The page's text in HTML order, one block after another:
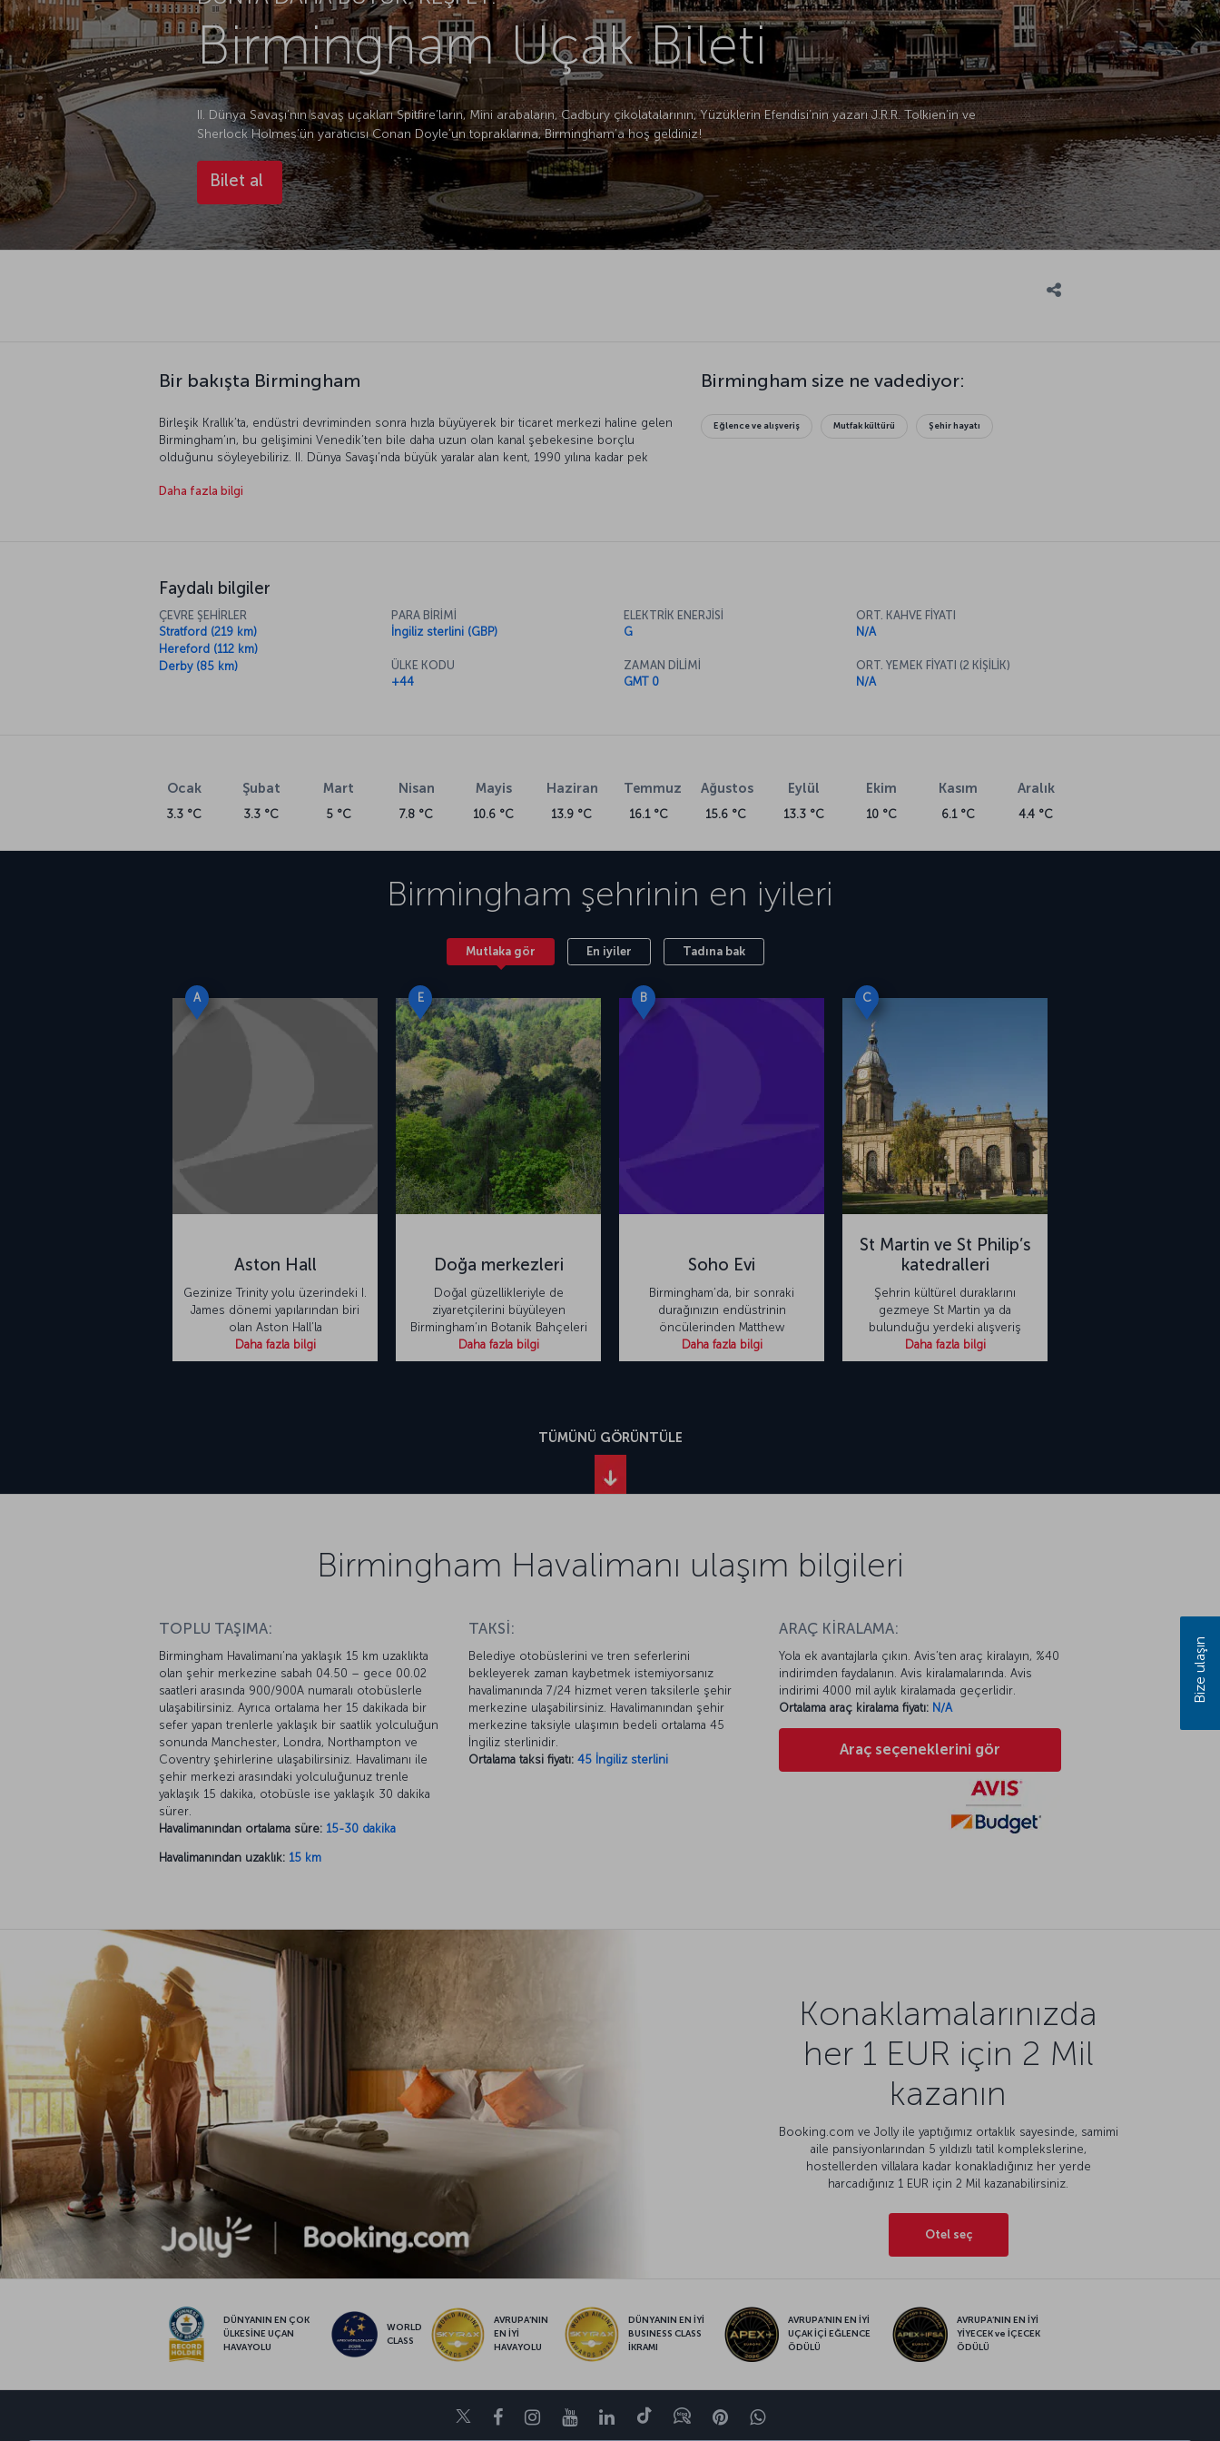
Birmingham Uçak Bileti
II. Dünya Savaşı’nın savaş uçakları Spitfire’ların, Mini arabaların, Cadbury çikolatalarının, Yüzüklerin Efendisi’nin yazarı J.R.R. Tolkien’in ve
Sherlock Holmes’ün yaratıcısı Conan Doyle’un topraklarına, Birmingham’a hoş geldiniz!
Bilet al
Bir bakışta Birmingham
Birleşik Krallık’ta, endüstri devriminden sonra hızla büyüyerek bir ticaret merkezi haline gelen
Birmingham’ın, bu gelişimini Venedik’ten bile daha uzun olan kanal şebekesine borçlu
olduğunu söyleyebiliriz. II. Dünya Savaşı’nda büyük yaralar alan kent, 1990 yılına kadar pek
dönüştürülmüş mimari yapılarıyla, merkezin dışındaki yemyeşil alanlarıyla oldukça ünlü bir
Daha fazla bilgi
Birmingham size ne vadediyor:
Eğlence ve alışveriş Mutfak kültürü Şehir hayatı
Faydalı bilgiler
ÇEVRE ŞEHİRLER
Stratford (219 km)
Hereford (112 km)
Derby (85 km)
PARA BİRİMİ
İngiliz sterlini (GBP)
ÜLKE KODU
+44
ELEKTRİK ENERJİSİ
G
ZAMAN DİLİMİ
GMT 0
ORT. KAHVE FİYATI
N/A
ORT. YEMEK FİYATI (2 KİŞİLİK)
N/A
Ocak
3.3 °C
Şubat
3.3 °C
Mart
5 °C
Nisan
7.8 °C
Mayis
10.6 °C
Haziran
13.9 °C
Temmuz
16.1 °C
Ağustos
15.6 °C
Eylül
13.3 °C
Ekim
10 °C
Kasım
6.1 °C
Aralık
4.4 °C
Birmingham şehrinin en iyileri
Mutlaka gör En iyiler Tadına bak
A
Aston Hall
Gezinize Trinity yolu üzerindeki I.
James dönemi yapılarından biri
olan Aston Hall’la
Daha fazla bilgi
E
Doğa merkezleri
Doğal güzellikleriyle de
ziyaretçilerini büyüleyen
Birmingham’ın Botanik Bahçeleri
Daha fazla bilgi
B
Soho Evi
Birmingham’da, bir sonraki
durağınızın endüstrinin
öncülerinden Matthew
Daha fazla bilgi
C
St Martin ve St Philip’s
katedralleri
Şehrin kültürel duraklarını
gezmeye St Martin ya da
bulunduğu yerdeki alışveriş
Daha fazla bilgi
TÜMÜNÜ GÖRÜNTÜLE
Birmingham Havalimanı ulaşım bilgileri
TOPLU TAŞIMA:
Birmingham Havalimanı’na yaklaşık 15 km uzaklıkta
olan şehir merkezine sabah 04.50 – gece 00.02
saatleri arasında 900/900A numaralı otobüslerle
ulaşabilirsiniz. Ayrıca ortalama her 15 dakikada bir
sefer yapan trenlerle yaklaşık bir saatlik yolculuğun
sonunda Manchester, Londra, Northampton ve
Coventry şehirlerine ulaşabilirsiniz. Havalimanı ile
şehir merkezi arasındaki yolculuğunuz trenle
yaklaşık 15 dakika, otobüsle ise yaklaşık 30 dakika
sürer.
Havalimanından ortalama süre: 15-30 dakika
Havalimanından uzaklık: 15 km
TAKSİ:
Belediye otobüslerini ve tren seferlerini
bekleyerek zaman kaybetmek istemiyorsanız
havalimanında 7/24 hizmet veren taksilerle şehir
merkezine ulaşabilirsiniz. Havalimanından şehir
merkezine taksiyle ulaşımın bedeli ortalama 45
İngiliz sterlinidir.
Ortalama taksi fiyatı: 45 İngiliz sterlini
ARAÇ KİRALAMA:
Yola ek avantajlarla çıkın. Avis’ten araç kiralayın, %40
indirimden faydalanın. Avis kiralamalarında. Avis
indirimi 4000 mil aylık kiralamada geçerlidir.
Ortalama araç kiralama fiyatı: N/A
Araç seçeneklerini gör
Konaklamalarınızda
her 1 EUR için 2 Mil
kazanın
Booking.com ve Jolly ile yaptığımız ortaklık sayesinde, samimi
aile pansiyonlarından 5 yıldızlı tatil komplekslerine,
hostellerden villalara kadar konakladığınız her yerde
harcadığınız 1 EUR için 2 Mil kazanabilirsiniz.
Otel seç
DÜNYANIN EN ÇOK
ÜLKESİNE UÇAN
HAVAYOLU
WORLD
CLASS
AVRUPA’NIN
EN İYİ
HAVAYOLU
DÜNYANIN EN İYİ
BUSINESS CLASS
İKRAMI
AVRUPA’NIN EN İYİ
UÇAK İÇİ EĞLENCE
ÖDÜLÜ
AVRUPA’NIN EN İYİ
YİYECEK ve İÇECEK
ÖDÜLÜ
TwitterFacebookInstagram
YoutubeLinkedIn
TiktokBlogPinterestWhatsapp
Bize ulaşın